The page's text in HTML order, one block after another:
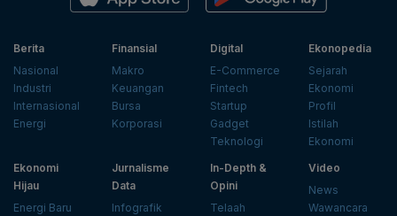
Berita
Nasional
Industri
Internasional
Energi
Finansial
Makro
Keuangan
Bursa
Korporasi
Digital
E-Commerce
Fintech
Startup
Gadget
Teknologi
Ekonopedia
Sejarah
Ekonomi
Profil
Istilah
Ekonomi
Ekonomi
Hijau
Energi Baru
Jurnalisme
Data
Infografik
In-Depth &
Opini
Telaah
Video
News
Wawancara